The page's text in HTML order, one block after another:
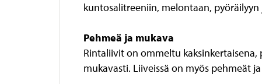
kuntosalitreeniin, melontaan, pyöräilyyn
Pehmeä ja mukava
Rintaliivit on ommeltu
mukavasti. Liiveissä on myös pehmeät